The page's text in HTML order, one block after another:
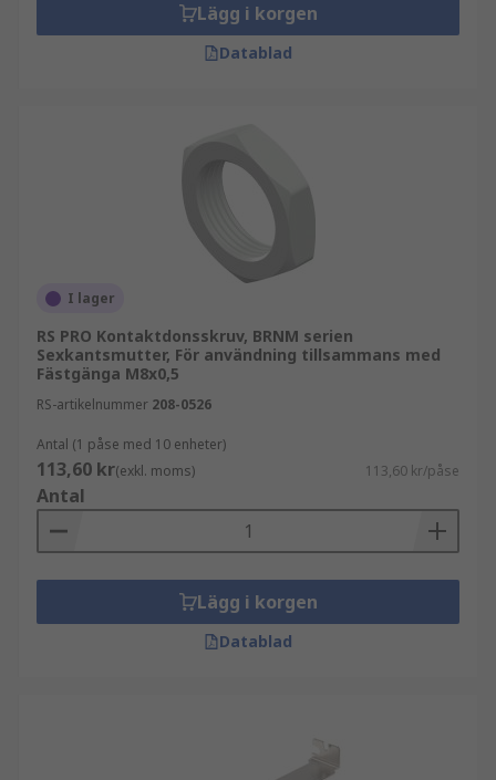
Lägg i korgen
Datablad
I lager
RS PRO Kontaktdonsskruv, BRNM serien
Sexkantsmutter, För användning tillsammans med
Fästgänga M8x0,5
RS-artikelnummer 208-0526
Antal (1 påse med 10 enheter)
113,60 kr(exkl. moms) 113,60 kr/påse
Antal
Lägg i korgen
Datablad